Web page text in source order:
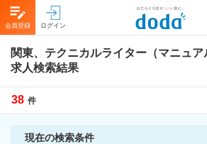
会員登録 ログイン
関東、テクニカルライター（マニュア
求人検索結果
38 件
現在の検索条件